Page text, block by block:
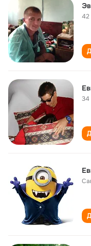
42
34